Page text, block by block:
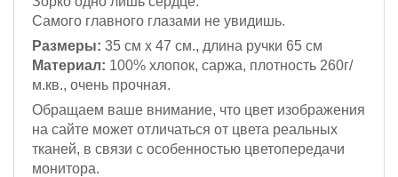
Самого главного глазами не увидишь.
Размеры: 35 см х 47 см., длина ручки 65 см
Материал: 100% хлопок, саржа, плотность 260г/
м.кв., очень прочная.
Обращаем ваше внимание, что цвет изображения
на сайте может отличаться от цвета реальных
тканей, в связи с особенностью цветопередачи
монитора.